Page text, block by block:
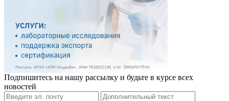
Подпишитесь на нашу рассылку и будьте в курсе всех
новостей